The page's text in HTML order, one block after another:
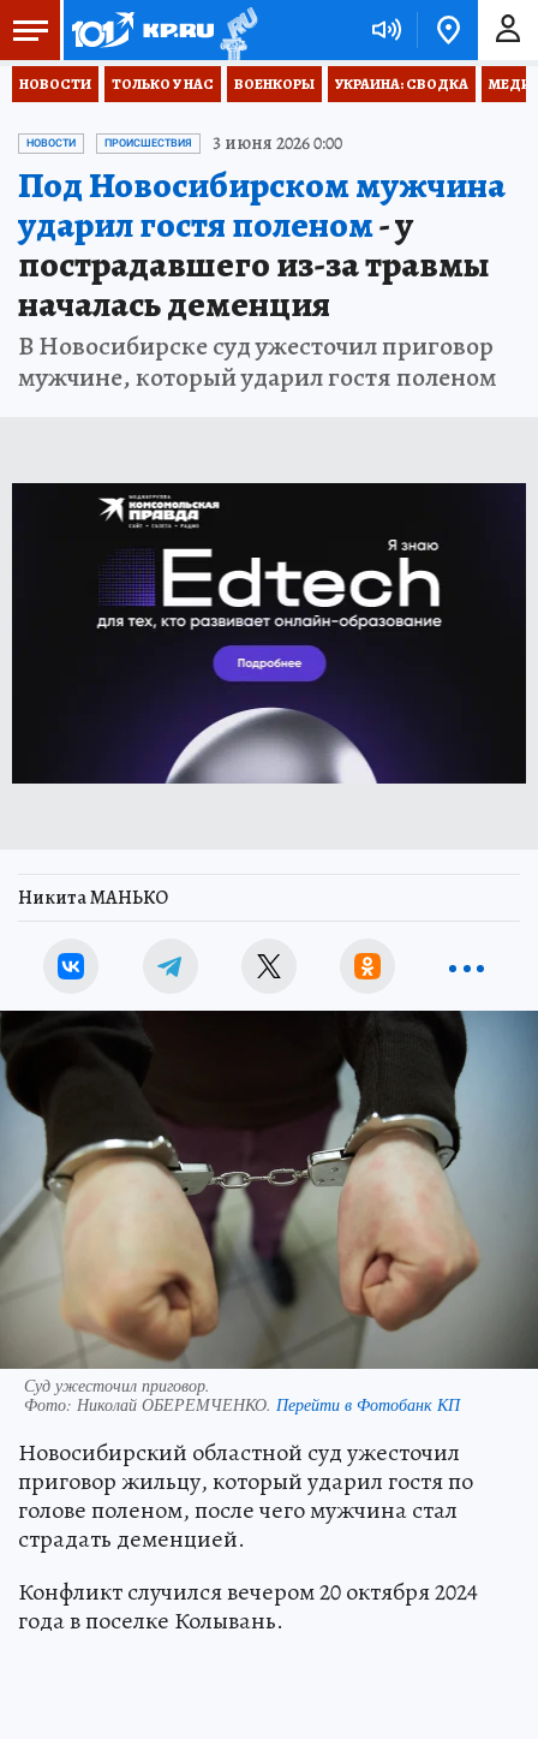
НОВОСТИ ТОЛЬКО У НАС ВОЕНКОРЫ УКРАИНА: СВОДКА
НОВОСТИ ПРОИСШЕСТВИЯ 3 июня 2026 0:00
Под Новосибирском мужчина
ударил гостя поленом- у
пострадавшего из-за травмы
началась деменция
В Новосибирске суд ужесточил приговор
мужчине, который ударил гостя поленом
Никита МАНЬКО
Суд ужесточил приговор.
Фото: Николай ОБЕРЕМЧЕНКО. Перейти в Фотобанк КП
Новосибирский областной суд ужесточил
приговор жильцу, который ударил гостя по
голове поленом, после чего мужчина стал
страдать деменцией.
Конфликт случился вечером 20 октября 2024
года в поселке Колывань.